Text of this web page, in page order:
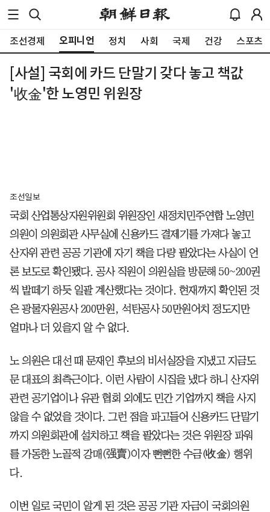
조선경제 오피니언 정치 사회 국제 건강 스포츠
[사설] 국회에 카드 단말기 갖다 놓고 책값
'收金'한 노영민 위원장
조선일보
국회 산업통상자원위원회 위원장인 새정치민주연합 노영민
의원이 의원회관 사무실에 신용카드 결제기를 가져다 놓고
산자위 관련 공공 기관에 자기 책을 다량 팔았다는 사실이 언
론 보도로 확인됐다. 공사 직원이 의원실을 방문해 50~200권
씩 밭떼기 하듯 일괄 계산했다는 것이다. 현재까지 확인된 것
은 광물자원공사 200만원, 석탄공사 50만원어치 정도지만
얼마나 더 있을지 알 수 없다.
노 의원은 대선 때 문재인 후보의 비서실장을 지냈고 지금도
문 대표의 최측근이다. 이런 사람이 시집을 냈다 하니 산자위
관련 공기업이나 유관 협회 외에도 민간 기업까지 책을 사지
않을 수 없었을 것이다. 그런 점을 파고들어 신용카드 단말기
까지 의원회관에 설치하고 책을 팔았다는 것은 위원장 파워
를 가동한 노골적 강매(强賣)이자 뻔뻔한 수금(收金) 행위
다.
이번 일로 국민이 알게 된 것은 공공 기관 자금이 국회의원